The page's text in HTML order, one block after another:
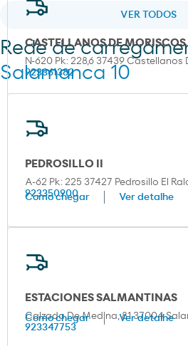
VER TODOS
CASTELLANOS DE MORISCOS
N-620 Pk: 228,6 37439 Castellanos
923361382
Como chegar Ver detalhe
ESTACIONES SALMANTINAS
Calzada De Medina, 81 37004
923347753
Rede de
Salamanca 10
PEDROSILLO II
A-62 Pk: 225 37427 Pedrosillo El
923350900
Como chegar Ver detalhe